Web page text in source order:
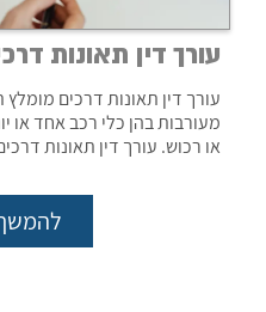
עורך דין תאונות
עורך דין תאונות דרכים
מעורבות בהן כלי רכב אחד או
או רכוש. עורך דין תאונות